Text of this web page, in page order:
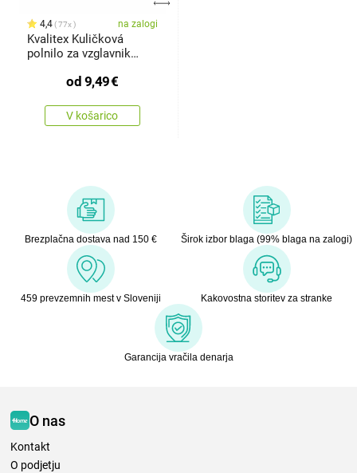
4,4 77x na zalogi
Kvalitex Kuličková
polnilo za vzglavnik
od 9,49€
V košarico
Brezplačna dostava nad 150 € Širok izbor blaga (99% blaga na zalogi)
459 prevzemnih mest v Sloveniji Kakovostna storitev za stranke
Garancija vračila denarja
O nas
Kontakt
O podjetju